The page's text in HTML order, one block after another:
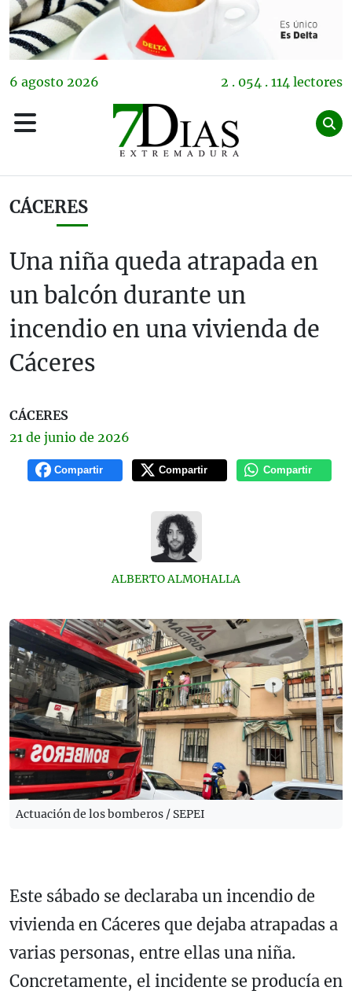
6 agosto 2026 2 . 054 . 114 lectores
CÁCERES
Una niña queda atrapada en
un balcón durante un
incendio en una vivienda de
Cáceres
CÁCERES
21 de junio de 2026
Compartir Compartir Compartir
ALBERTO ALMOHALLA
Actuación de los bomberos / SEPEI
Este sábado se declaraba un incendio de
vivienda en Cáceres que dejaba atrapadas a
varias personas, entre ellas una niña.
Concretamente, el incidente se producía en